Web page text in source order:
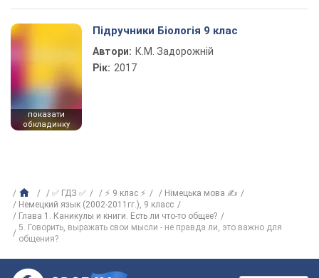
показати
обкладинку
Підручники Біологія 9 клас
Автори: К.М. Задорожній
Рік: 2017
✅ ГДЗ ✅ ⚡ 9 клас ⚡
Німецька мова ✍
Немецкий язык (2002-2011гг.), 9 класс
Глава 1. Каникулы и книги. Есть ли что-то общее?
5. Говорить, выражать свои мысли - не правда ли, это важно для
общения?